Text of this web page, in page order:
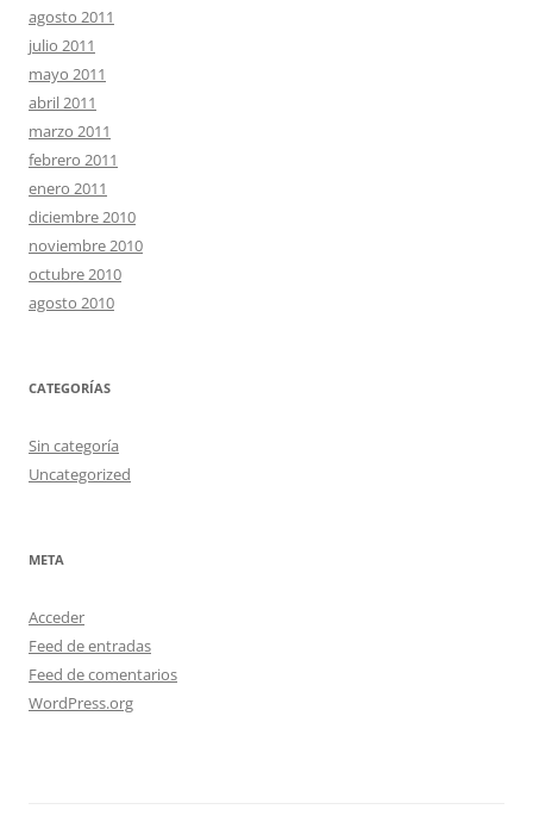
agosto 2011
julio 2011
mayo 2011
abril 2011
marzo 2011
febrero 2011
enero 2011
diciembre 2010
noviembre 2010
octubre 2010
agosto 2010
CATEGORÍAS
Sin categoría
Uncategorized
META
Acceder
Feed de entradas
Feed de comentarios
WordPress.org